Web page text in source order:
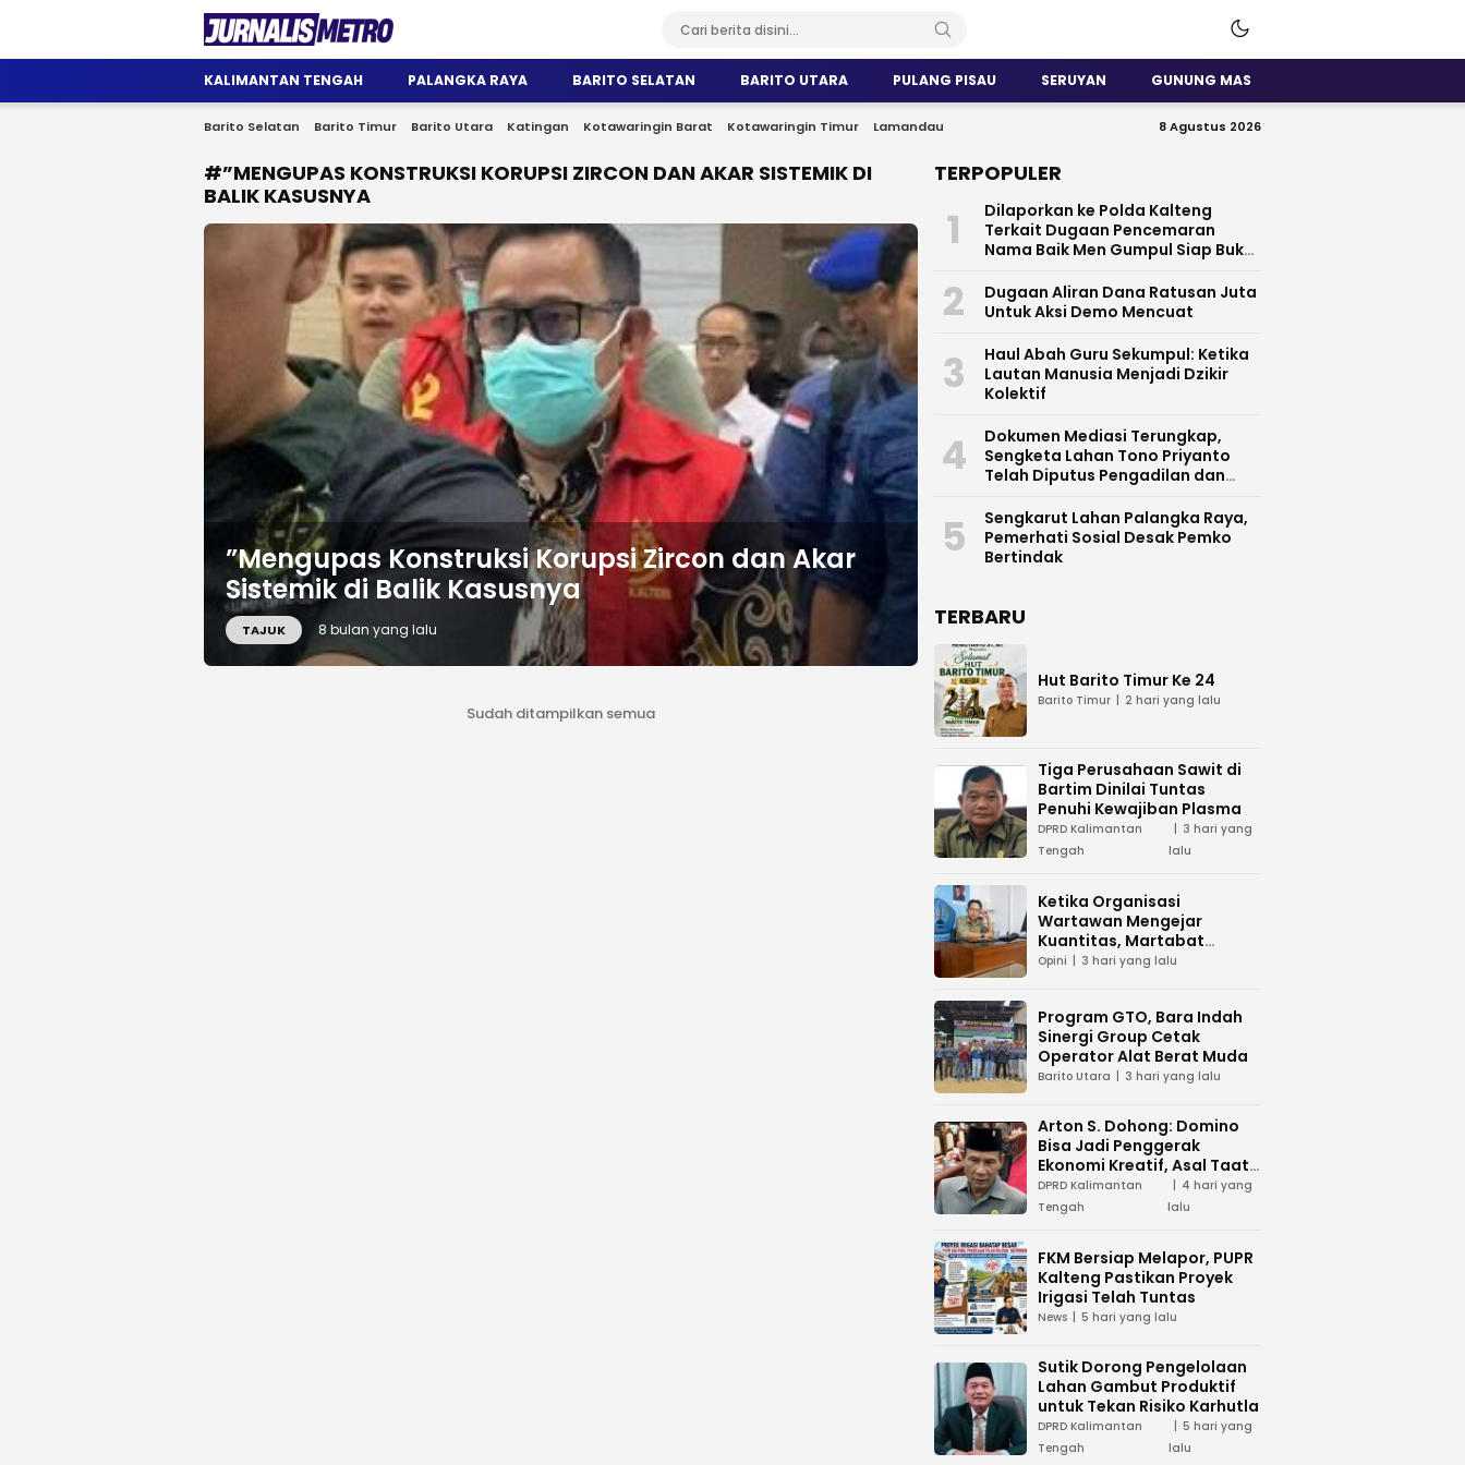
Jurnalis Metro
Satu Wadah Informasi
KALIMANTAN TENGAH PALANGKA RAYA BARITO SELATAN BARITO UTARA PULANG PISAU SERUYAN GUNUNG MAS
Barito Selatan Barito Timur Barito Utara Katingan Kotawaringin Barat Kotawaringin Timur Lamandau 8 Agustus 2026
#”MENGUPAS KONSTRUKSI KORUPSI ZIRCON DAN AKAR SISTEMIK DI
BALIK KASUSNYA
”Mengupas Konstruksi Korupsi Zircon dan Akar
Sistemik di Balik Kasusnya
TAJUK 8 bulan yang lalu
Sudah ditampilkan semua
TERPOPULER
1
Dilaporkan ke Polda Kalteng
Terkait Dugaan Pencemaran
Nama Baik Men Gumpul Siap Buka
2
Dugaan Aliran Dana Ratusan Juta
Untuk Aksi Demo Mencuat
3
Haul Abah Guru Sekumpul: Ketika
Lautan Manusia Menjadi Dzikir
Kolektif
4
​Dokumen Mediasi Terungkap,
Sengketa Lahan Tono Priyanto
Telah Diputus Pengadilan dan
5
Sengkarut Lahan Palangka Raya,
Pemerhati Sosial Desak Pemko
Bertindak
TERBARU
Hut Barito Timur Ke 24
Barito Timur 2 hari yang lalu
Tiga Perusahaan Sawit di
Bartim Dinilai Tuntas
Penuhi Kewajiban Plasma
DPRD Kalimantan
Tengah
3 hari yang
lalu
Ketika Organisasi
Wartawan Mengejar
Kuantitas, Martabat
Profesi Menjadi Taruhan
Opini 3 hari yang lalu
Program GTO, Bara Indah
Sinergi Group Cetak
Operator Alat Berat Muda
Barito Utara 3 hari yang lalu
Arton S. Dohong: Domino
Bisa Jadi Penggerak
Ekonomi Kreatif, Asal Taat
Aturan
DPRD Kalimantan
Tengah
4 hari yang
lalu
FKM Bersiap Melapor, PUPR
Kalteng Pastikan Proyek
Irigasi Telah Tuntas
News 5 hari yang lalu
Sutik Dorong Pengelolaan
Lahan Gambut Produktif
untuk Tekan Risiko Karhutla
DPRD Kalimantan
Tengah
5 hari yang
lalu